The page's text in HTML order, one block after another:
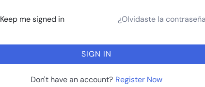
Keep me signed in ¿Olvidaste la
SIGN IN
Don't have an account? Register Now